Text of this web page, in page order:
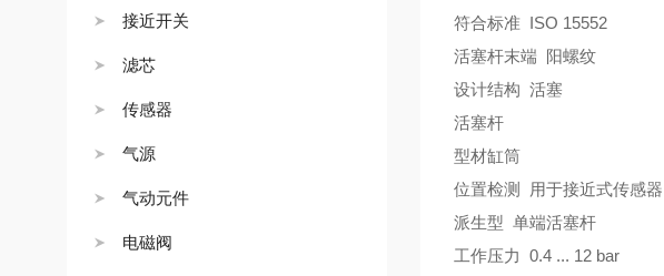
接近开关
滤芯
传感器
气源
气动元件
电磁阀
符合标准 ISO 15552
活塞杆末端 阳螺纹
设计结构 活塞
活塞杆
型材缸筒
位置检测 用于接近式传感器
派生型 单端活塞杆
工作压力 0.4 ... 12 bar